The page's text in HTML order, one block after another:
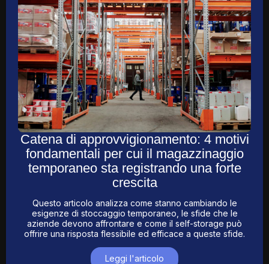
Catena di approvvigionamento: 4 motivi
fondamentali per cui il magazzinaggio
temporaneo sta registrando una forte
crescita
Questo articolo analizza come stanno cambiando le
esigenze di stoccaggio temporaneo, le sfide che le
aziende devono affrontare e come il self-storage può
offrire una risposta flessibile ed efficace a queste sfide.
Leggi l'articolo